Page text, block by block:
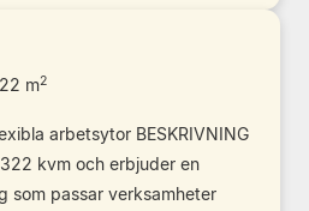
m2
arbetsytor BESKRIVNING
kvm och erbjuder en
som passar verksamheter